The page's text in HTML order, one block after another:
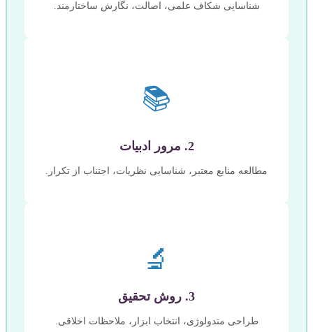
شناسایی شکاف علمی، اصالت، نگارش ساختارمند.
📚
2. مرور ادبیات
مطالعه منابع معتبر، شناسایی نظریات، اجتناب از تکرار.
🔬
3. روش تحقیق
طراحی متدولوژی، انتخاب ابزار، ملاحظات اخلاقی.